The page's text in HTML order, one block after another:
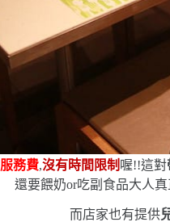
服務費,沒有時間限制 喔!!這對
還要餵奶or吃副食品大人
而店家也有提供